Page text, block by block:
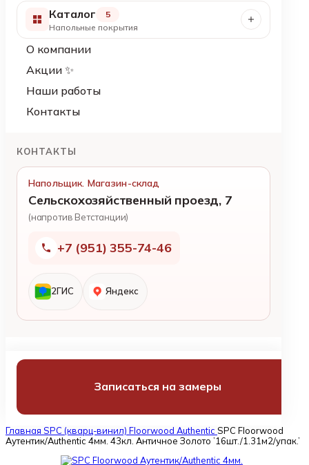
Каталог
5
Напольные покрытия
О компании
Акции ✨
Наши работы
Контакты
КОНТАКТЫ
Напольщик. Магазин-склад
Сельскохозяйственный проезд, 7
(напротив Ветстанции)
+7 (951) 355-74-46
2ГИС Яндекс
Записаться на замеры
Главная SPC (кварц-винил) Floorwood Authentic SPC Floorwood
Аутентик/Authentic 4мм. 43кл. Античное Золото ’16шт./1.31м2/упак.’